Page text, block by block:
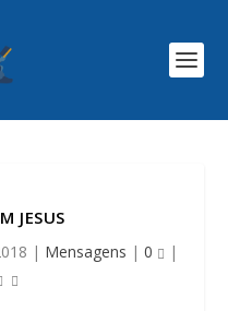
JESUS
| Mensagens | 0 |